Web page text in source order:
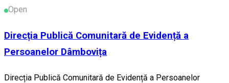
Open
Direcția Publică Comunitară de Evidență a
Persoanelor Dâmbovița
Direcția Publică Comunitară de Evidență a Persoanelor